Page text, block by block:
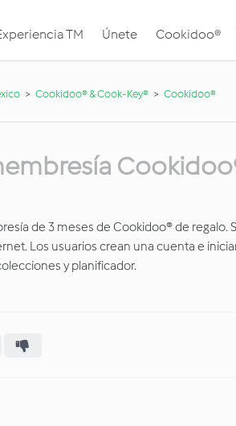
TM Únete Cookidoo®
Cookidoo® & Cook-Key® Cookidoo®
de 3 meses de Cookidoo® de
Los usuarios crean una cuenta e
y planificador.